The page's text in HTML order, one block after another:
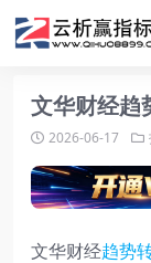
文华财经趋
2026-06-17
文华财经趋势